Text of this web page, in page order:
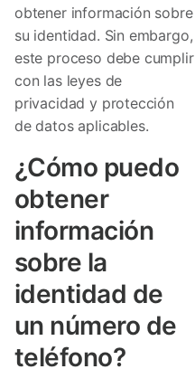
obtener información sobre
su identidad. Sin embargo,
este proceso debe cumplir
con las leyes de
privacidad y protección
de datos aplicables.
¿Cómo puedo
obtener
información
sobre la
identidad de
un número de
teléfono?